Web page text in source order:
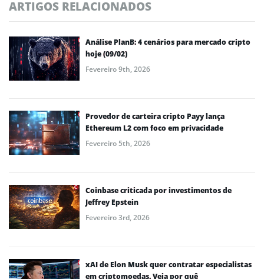
ARTIGOS RELACIONADOS
Análise PlanB: 4 cenários para mercado cripto
hoje (09/02)
Fevereiro 9th, 2026
Provedor de carteira cripto Payy lança
Ethereum L2 com foco em privacidade
Fevereiro 5th, 2026
Coinbase criticada por investimentos de
Jeffrey Epstein
Fevereiro 3rd, 2026
xAI de Elon Musk quer contratar especialistas
em criptomoedas. Veja por quê